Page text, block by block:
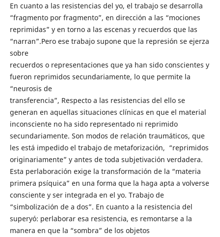
En cuanto a las resistencias del yo, el trabajo se desarrolla
“fragmento por fragmento”, en dirección a las “mociones
reprimidas” y en torno a las escenas y recuerdos que las
“narran”.Pero ese trabajo supone que la represión se ejerza
sobre
recuerdos o representaciones que ya han sido conscientes y
fueron reprimidos secundariamente, lo que permite la
“neurosis de
transferencia”, Respecto a las resistencias del ello se
generan en aquellas situaciones clínicas en que el material
inconsciente no ha sido representado ni reprimido
secundariamente. Son modos de relación traumáticos, que
les está impedido el trabajo de metaforización, “reprimidos
originariamente” y antes de toda subjetivación verdadera.
Esta perlaboración exige la transformación de la “materia
primera psíquica” en una forma que la haga apta a volverse
consciente y ser integrada en el yo. Trabajo de
“simbolización de a dos”. En cuanto a la resistencia del
superyó: perlaborar esa resistencia, es remontarse a la
manera en que la “sombra” de los objetos